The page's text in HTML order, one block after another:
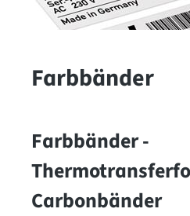
Farbbänder
Farbbänder -
Carbonbänder